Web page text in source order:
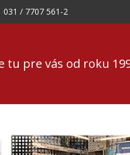
tu pre vás od roku
031 / 7707 561-2